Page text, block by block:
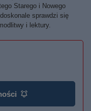
Starego i Nowego
sprawdzi się
i lektury.